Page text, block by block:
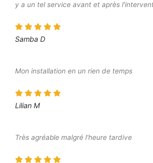
y a un tel service avant et après
Samba D
Mon installation en un rien de temps
Lilian M
Très agréable malgré l'heure tardive